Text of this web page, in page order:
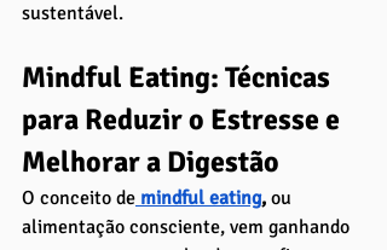
sustentável.
Mindful Eating: Técnicas
para Reduzir o Estresse e
Melhorar a Digestão
O conceito de mindful eating, ou
alimentação consciente, vem ganhando